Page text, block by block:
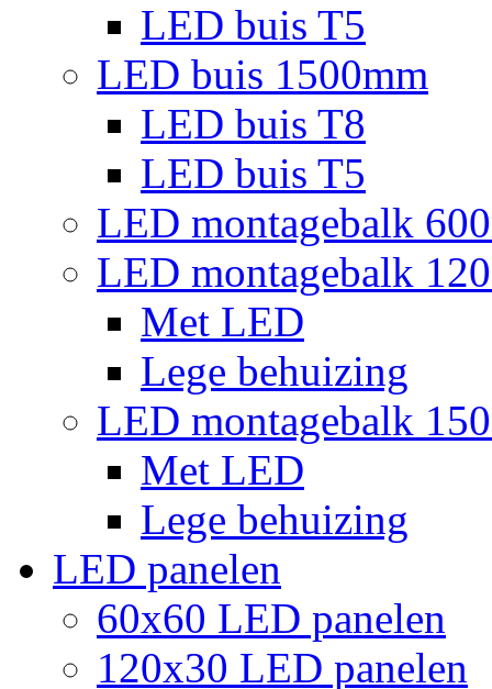
LED buis T5
LED buis 1500mm
LED buis T8
LED buis T5
LED montagebalk
LED montagebalk
Met LED
Lege behuizing
LED montagebalk
Met LED
Lege behuizing
LED panelen
60x60 LED panelen
120x30 LED panelen